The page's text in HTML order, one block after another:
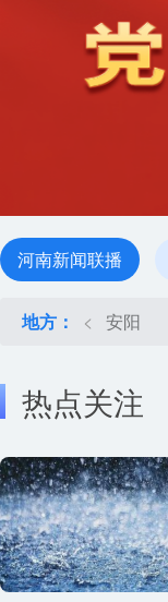
河南新闻联播
地方： < 安阳
热点关注